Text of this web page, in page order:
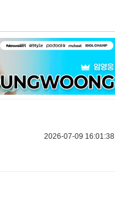
2026-07-09 16:01:38